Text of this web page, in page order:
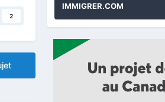
2
IMMIGRER.COM